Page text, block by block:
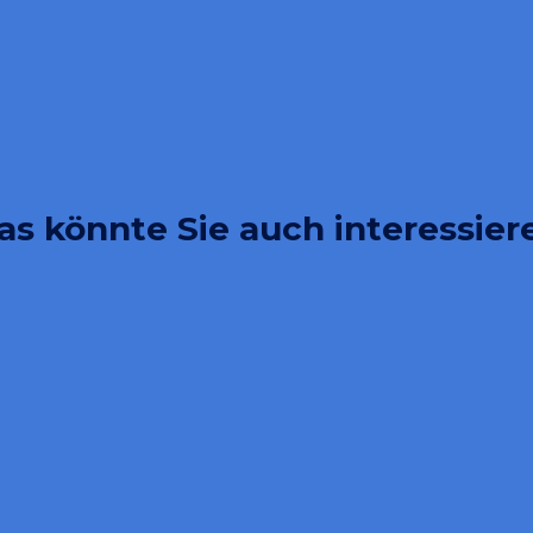
könnte Sie auch